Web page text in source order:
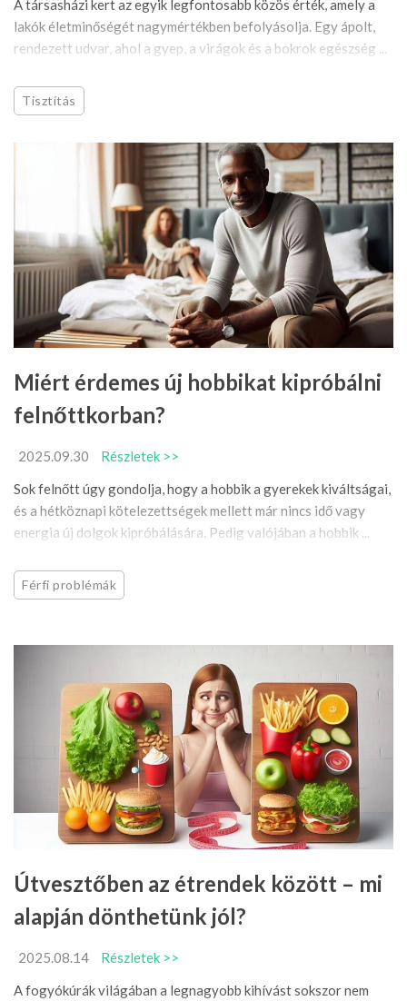
A társasházi kert az egyik legfontosabb közös érték, amely a
lakók életminőségét nagymértékben befolyásolja. Egy ápolt,
rendezett udvar, ahol a gyep, a virágok és a bokrok egészség ...
Tisztítás
Miért érdemes új hobbikat kipróbálni
felnőttkorban?
2025.09.30
Részletek >>
Sok felnőtt úgy gondolja, hogy a hobbik a gyerekek kiváltságai,
és a hétköznapi kötelezettségek mellett már nincs idő vagy
energia új dolgok kipróbálására. Pedig valójában a hobbik ...
Férfi problémák
Útvesztőben az étrendek között – mi
alapján dönthetünk jól?
2025.08.14
Részletek >>
A fogyókúrák világában a legnagyobb kihívást sokszor nem